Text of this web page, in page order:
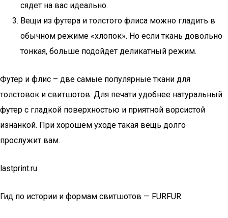
сядет на вас идеально.
Вещи из футера и толстого флиса можно гладить в
обычном режиме «хлопок». Но если ткань довольно
тонкая, больше подойдет деликатный режим.
Футер и флис – две самые популярные ткани для
толстовок и свитшотов. Для печати удобнее натуральный
футер с гладкой поверхностью и приятной ворсистой
изнанкой. При хорошем уходе такая вещь долго
прослужит вам.
lastprint.ru
Гид по истории и формам свитшотов — FURFUR